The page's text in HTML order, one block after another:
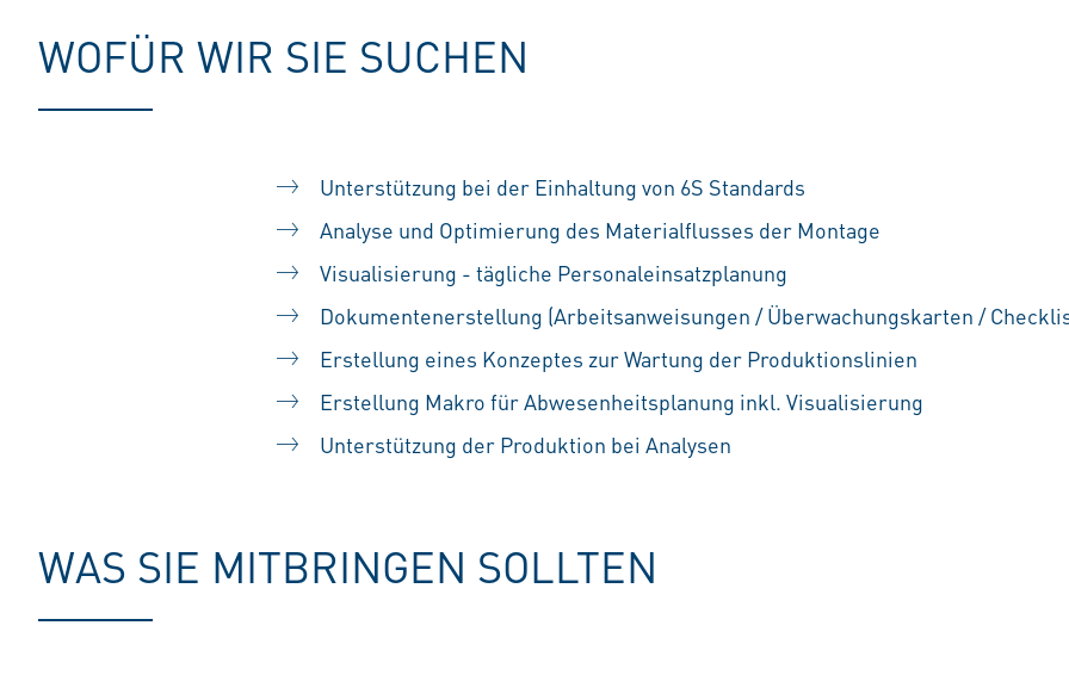
WOFÜR WIR SIE SUCHEN
Unterstützung bei der Einhaltung von 6S Standards
Analyse und Optimierung des Materialflusses der Montage
Visualisierung - tägliche Personaleinsatzplanung
Dokumentenerstellung (Arbeitsanweisungen / Überwachungskarten /
Erstellung eines Konzeptes zur Wartung der Produktionslinien
Erstellung Makro für Abwesenheitsplanung inkl. Visualisierung
Unterstützung der Produktion bei Analysen
WAS SIE MITBRINGEN SOLLTEN